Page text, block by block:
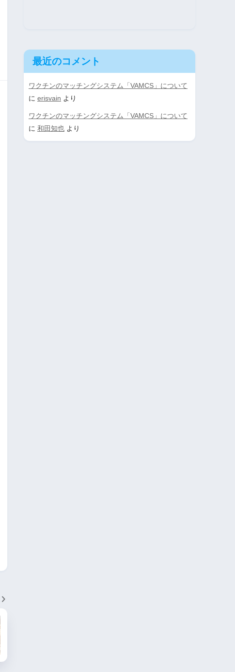
最近のコメント
ワクチンのマッチングシステム「VAMCS」について
に erisvain より
ワクチンのマッチングシステム「VAMCS」について
に 和田知也 より